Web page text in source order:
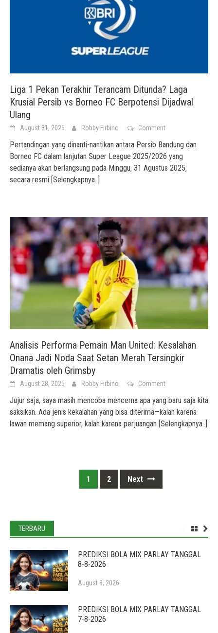
Liga 1 Pekan Terakhir Terancam Ditunda? Laga
Krusial Persib vs Borneo FC Berpotensi Dijadwal
Ulang
August 31, 2025 Robby Firbino Comment
Pertandingan yang dinanti-nantikan antara Persib Bandung dan
Borneo FC dalam lanjutan Super League 2025/2026 yang
sedianya akan berlangsung pada Minggu, 31 Agustus 2025,
secara resmi [Selengkapnya..]
Analisis Performa Pemain Man United: Kesalahan
Onana Jadi Noda Saat Setan Merah Tersingkir
Dramatis oleh Grimsby
August 28, 2025 Robby Firbino Comment
Jujur saja, saya masih mencoba mencerna apa yang baru saja kita
saksikan. Ada jenis kekalahan yang bisa diterima—kalah karena
lawan memang superior, kalah karena perjuangan [Selengkapnya..]
1 2 Next
TERBARU
PREDIKSI BOLA MIX PARLAY TANGGAL
8-8-2026
August 8, 2026
PREDIKSI BOLA MIX PARLAY TANGGAL
7-8-2026